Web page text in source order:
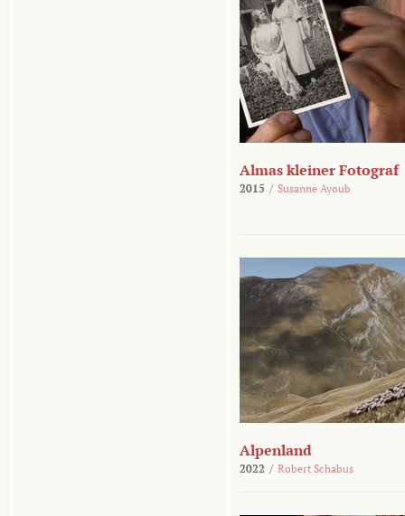
Almas kleiner Fotograf
2015 / Susanne Ayoub
Alpenland
2022 / Robert Schabus